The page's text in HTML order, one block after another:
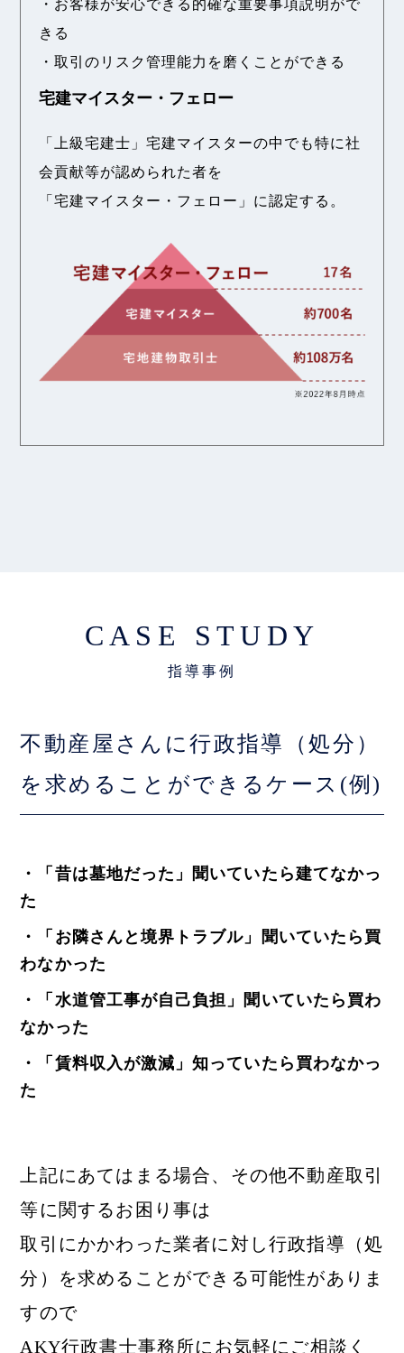
・お客様が安心できる的確な重要事項説明がで
きる
・取引のリスク管理能力を磨くことができる
宅建マイスター・フェロー
「上級宅建士」宅建マイスターの中でも特に社
会貢献等が認められた者を
「宅建マイスター・フェロー」に認定する。
CASE STUDY
不動産屋さんに行政指導（処分）
を求めることができるケース(例)
・「昔は墓地だった」聞いていたら建てなかっ
た
・「お隣さんと境界トラブル」聞いていたら買
わなかった
・「水道管工事が自己負担」聞いていたら買わ
なかった
・「賃料収入が激減」知っていたら買わなかっ
た
上記にあてはまる場合、その他不動産取引
等に関するお困り事は
取引にかかわった業者に対し行政指導（処
分）を求めることができる可能性がありま
すので
AKY行政書士事務所にお気軽にご相談く